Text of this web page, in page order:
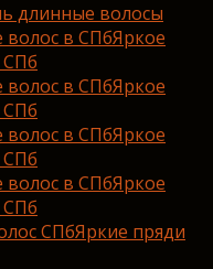
длинные волосы
Яркое
СПб
Яркое
СПб
Яркое
СПб
Яркое
СПб
Яркие пряди